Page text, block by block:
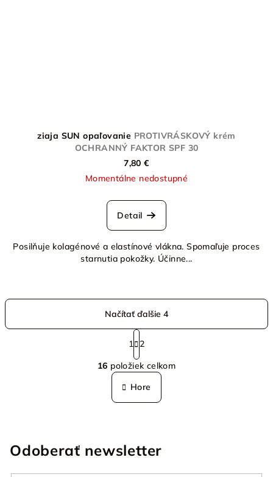
ziaja SUN opaľovanie PROTIVRÁSKOVÝ krém
OCHRANNÝ FAKTOR SPF 30
7,80 €
Momentálne nedostupné
Detail
Posilňuje kolagénové a elastínové vlákna. Spomaľuje proces
starnutia pokožky. Účinne...
O
v
l
á
i
Načítať ďalšie 4
S
t
r
á
n
k
o
i
e
1
2
16 položiek celkom
Hore
Odoberať newsletter